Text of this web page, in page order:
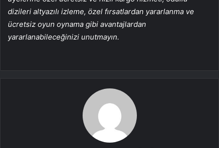
dizileri altyazılı izleme, özel fırsatlardan yararlanma ve
ücretsiz oyun oynama gibi avantajlardan
yararlanabileceğinizi unutmayın.